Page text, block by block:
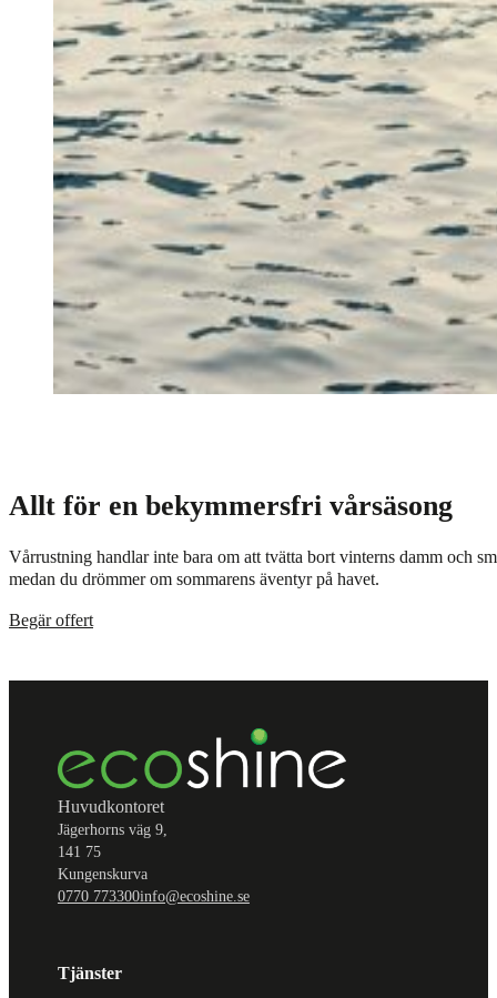
Allt för en bekymmersfri vårsäsong
Vårrustning handlar inte bara om att tvätta bort vinterns damm och
medan du drömmer om sommarens äventyr på havet.
Begär offert
Huvudkontoret
Jägerhorns väg 9,
141 75
Kungenskurva
0770 773300info@ecoshine.se
Tjänster